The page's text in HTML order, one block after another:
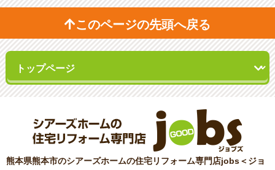
このページの先頭へ戻る
熊本県熊本市のシアーズホームの住宅リフォーム専門店jobs＜ジョ